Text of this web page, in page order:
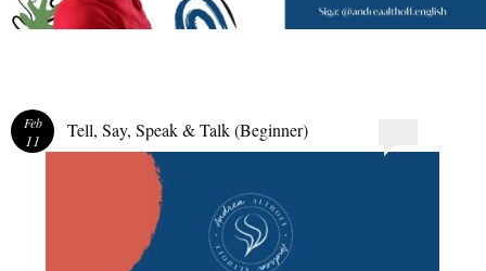
Tell, Say, Speak & Talk (Beginner)
Feb
11